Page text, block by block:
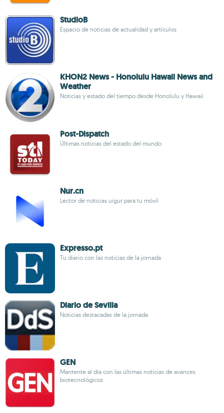
StudioB
Espacio de noticias de actualidad y artículos
KHON2 News - Honolulu Hawaii News and
Weather
Noticias y estado del tiempo desde Honolulu y Hawaii
Post-Dispatch
Últimas noticias del estado del mundo
Nur.cn
Lector de noticias uigur para tu móvil
Expresso.pt
Tu diario con las noticias de la jornada
Diario de Sevilla
Noticias destacadas de la jornada
GEN
Mantente al día con las últimas noticias de avances
biotecnológicos